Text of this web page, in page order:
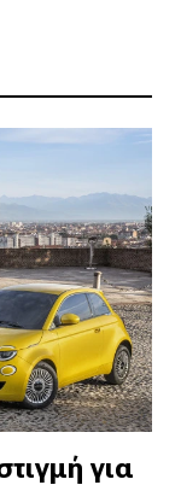
για